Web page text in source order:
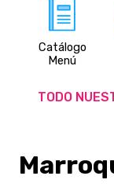
Catálogo
Menú
TODO